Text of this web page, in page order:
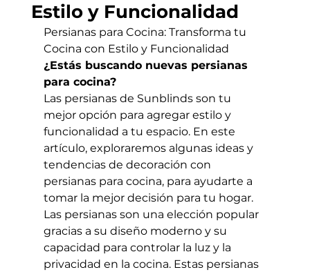
Estilo y Funcionalidad
Persianas para Cocina: Transforma tu
Cocina con Estilo y Funcionalidad
¿Estás buscando nuevas persianas
para cocina?
Las persianas de Sunblinds son tu
mejor opción para agregar estilo y
funcionalidad a tu espacio. En este
artículo, exploraremos algunas ideas y
tendencias de decoración con
persianas para cocina, para ayudarte a
tomar la mejor decisión para tu hogar.
Las persianas son una elección popular
gracias a su diseño moderno y su
capacidad para controlar la luz y la
privacidad en la cocina. Estas persianas